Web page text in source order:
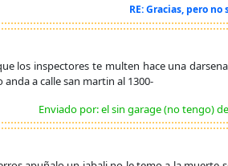
RE: Gracias, pero
los inspectores te multen hace una
a calle san martin al 1300-
Enviado por: el sin garage (no tengo)